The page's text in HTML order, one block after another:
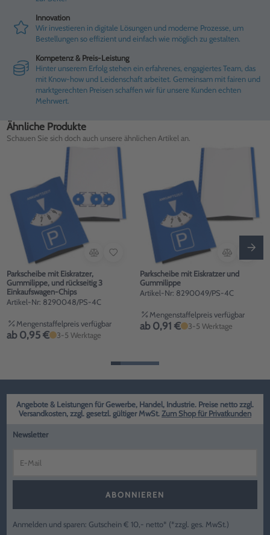
Innovation
Wir investieren in digitale Lösungen und moderne Prozesse, um
Bestellungen so effizient und einfach wie möglich zu gestalten.
Kompetenz & Preis-Leistung
Hinter unserem Erfolg stehen ein erfahrenes, engagiertes Team, das
mit Know-how und Leidenschaft arbeitet. Gemeinsam mit fairen und
marktgerechten Preisen schaffen wir für unsere Kunden echten
Mehrwert.
Ähnliche Produkte
Schauen Sie sich doch auch unsere ähnlichen Artikel an.
Parkscheibe mit Eiskratzer,
Gummilippe, und rückseitig 3
Einkaufswagen-Chips
Artikel-Nr: 8290048/PS-4C
Mengenstaffelpreis verfügbar
ab 0,95 € 3-5 Werktage
Parkscheibe mit Eiskratzer und
Gummilippe
Artikel-Nr: 8290049/PS-4C
Mengenstaffelpreis verfügbar
ab 0,91 € 3-5 Werktage
Angebote & Leistungen für Gewerbe, Handel, Industrie. Preise netto zzgl.
Versandkosten, zzgl. gesetzl. gültiger MwSt. Zum Shop für Privatkunden
Newsletter
ABONNIEREN
Anmelden und sparen: Gutschein € 10,- netto* (*zzgl. ges. MwSt.)